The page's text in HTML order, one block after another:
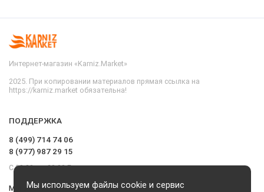
Мы используем файлы cookie и сервис
Интернет-магазин «Karniz.Market»
2025. При копировании материалов прямая ссылка на
https://karniz.market обязательна!
ПОДДЕРЖКА
8 (499) 714 74 06
8 (977) 987 29 15
С 09.00 до 20.00 Без выходных и перерывов
Мы в сети